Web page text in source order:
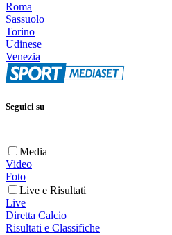
Roma
Sassuolo
Torino
Udinese
Venezia
Seguici su
Media
Video
Foto
Live e Risultati
Live
Diretta Calcio
Risultati e Classifiche